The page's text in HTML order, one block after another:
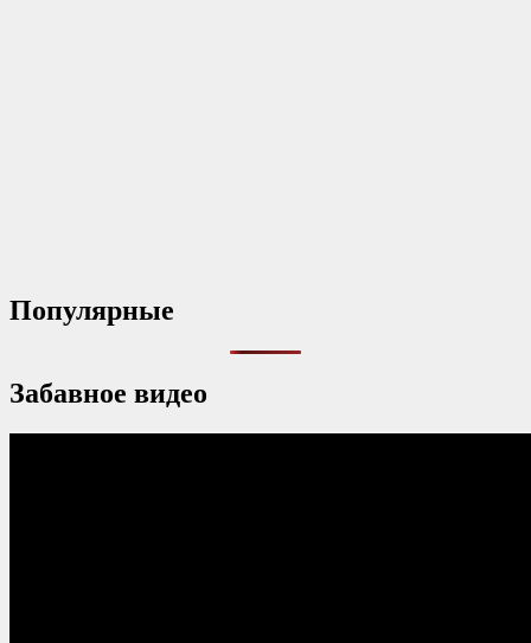
Популярные
Забавное видео